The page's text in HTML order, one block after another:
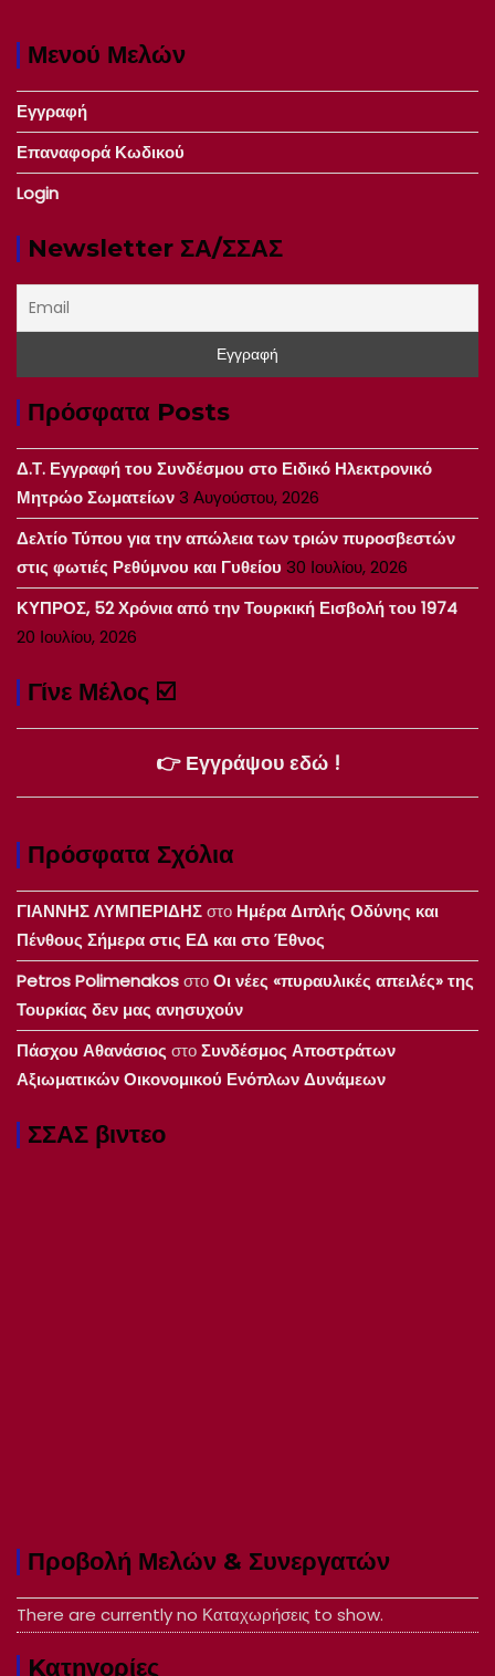
Μενού Μελών
Εγγραφή
Επαναφορά Κωδικού
Login
Newsletter ΣΑ/ΣΣΑΣ
Πρόσφατα Posts
Δ.Τ. Εγγραφή του Συνδέσμου στο Ειδικό Ηλεκτρονικό
Μητρώο Σωματείων3 Αυγούστου, 2026
Δελτίο Τύπου για την απώλεια των τριών πυροσβεστών
στις φωτιές Ρεθύμνου και Γυθείου 30 Ιουλίου, 2026
ΚΥΠΡΟΣ, 52 Χρόνια από την Τουρκική Εισβολή του 1974
20 Ιουλίου, 2026
Γίνε Μέλος ☑️
👉 Εγγράψου εδώ !
Πρόσφατα Σχόλια
ΓΙΑΝΝΗΣ ΛΥΜΠΕΡΙΔΗΣστο Ημέρα Διπλής Οδύνης και
Πένθους Σήμερα στις ΕΔ και στο Έθνος
Petros PolimenakosστοΟι νέες «πυραυλικές απειλές» της
Τουρκίας δεν μας ανησυχούν
Πάσχου Αθανάσιος στοΣυνδέσμος Αποστράτων
Αξιωματικών Οικονομικού Ενόπλων Δυνάμεων
ΣΣΑΣ βιντεο
Προβολή Μελών & Συνεργατών
There are currently no Καταχωρήσεις to show.
Kατηγορίες